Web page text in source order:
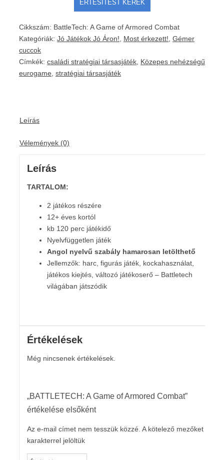
Cikkszám: BattleTech: A Game of Armored Combat
Kategóriák: Jó Játékok Jó Áron! Most érkezett! Gémer
cuccok
Címkék: családi stratégiai társasjáték Közepes nehézségű
eurogame stratégiai társasjáték
Leírás
Vélemények (0)
Leírás
TARTALOM:
2 játékos részére
12+ éves kortól
kb 120 perc játékidő
Nyelvfüggetlen játék
Angol nyelvű szabály hamarosan letölthető
Jellemzők: harc, figurás játék, kockahasználat,
játékos kiejtés, változó játékoserő – Battletech
világában játszódik
Értékelések
Még nincsenek értékelések.
„BATTLETECH: A Game of Armored Combat”
értékelése elsőként
Az e-mail címet nem tesszük közzé. A kötelező mezőket
karakterrel jelöltük